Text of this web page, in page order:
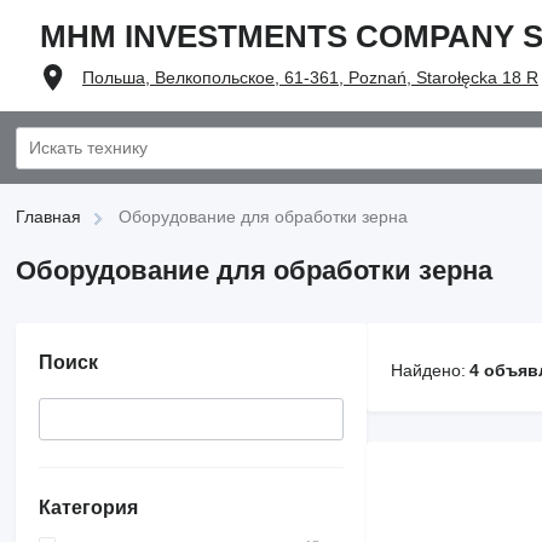
MHM INVESTMENTS COMPANY
Польша, Велкопольское, 61-361, Poznań, Starołęcka 18 R
Главная Оборудование для обработки зерна
Оборудование для обработки зерна
Поиск
Категория
Найдено: 4